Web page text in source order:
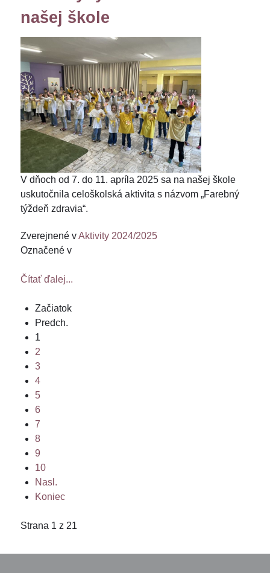
našej škole
V dňoch od 7. do 11. apríla 2025 sa na našej škole
uskutočnila celoškolská aktivita s názvom „Farebný
týždeň zdravia“.
Zverejnené vAktivity 2024/2025
Označené v
Čítať ďalej...
Začiatok
Predch.
1
2
3
4
5
6
7
8
9
10
Nasl.
Koniec
Strana 1 z 21